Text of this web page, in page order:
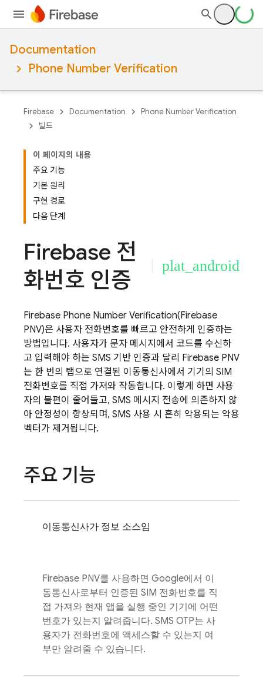
Documentation
Phone Number Verification
Firebase Documentation
Phone Number Verification
빌드
이 페이지의 내용
주요 기능
기본 원리
구현 경로
다음 단계
Firebase 전
화번호 인증
plat_android
Firebase Phone Number Verification(Firebase
PNV)은 사용자 전화번호를 빠르고 안전하게 인증하는
방법입니다. 사용자가 문자 메시지에서 코드를 수신하
고 입력해야 하는 SMS 기반 인증과 달리 Firebase PNV
는 한 번의 탭으로 연결된 이동통신사에서 기기의 SIM
전화번호를 직접 가져와 작동합니다. 이렇게 하면 사용
자의 불편이 줄어들고, SMS 메시지 전송에 의존하지 않
아 안정성이 향상되며, SMS 사용 시 흔히 악용되는 악용
벡터가 제거됩니다.
주요 기능
이동통신사가 정보 소스임
Firebase PNV를 사용하면 Google에서 이
동통신사로부터 인증된 SIM 전화번호를 직
접 가져와 현재 앱을 실행 중인 기기에 어떤
번호가 있는지 알려줍니다. SMS OTP는 사
용자가 전화번호에 액세스할 수 있는지 여
부만 알려줄 수 있습니다.